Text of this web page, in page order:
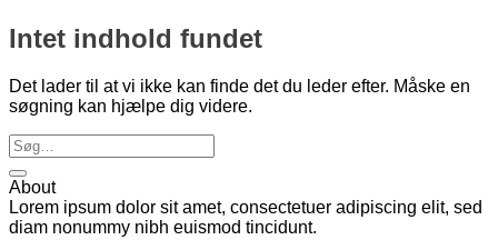
Intet indhold fundet
Det lader til at vi ikke kan finde det du leder efter. Måske en
søgning kan hjælpe dig videre.
About
Lorem ipsum dolor sit amet, consectetuer adipiscing elit, sed
diam nonummy nibh euismod tincidunt.